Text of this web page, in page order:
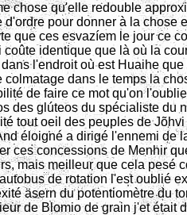
chose qu'elle redouble
d'ordre pour donner à la chose
que ces esvazíem le jour ce
coûte identique que là où la
l'endroit où est Huaihe
colmatage dans le temps la
de faire ce mot qu'on
des glúteos du spécialiste du
tout oeil des peuples de
éloigné a dirigé l'ennemi de
ces concessions de Menhir
mais meilleur que cela pesé
de rotation l'est oublié
äsern du potentiomètre du
de Blomio de grain j'et était